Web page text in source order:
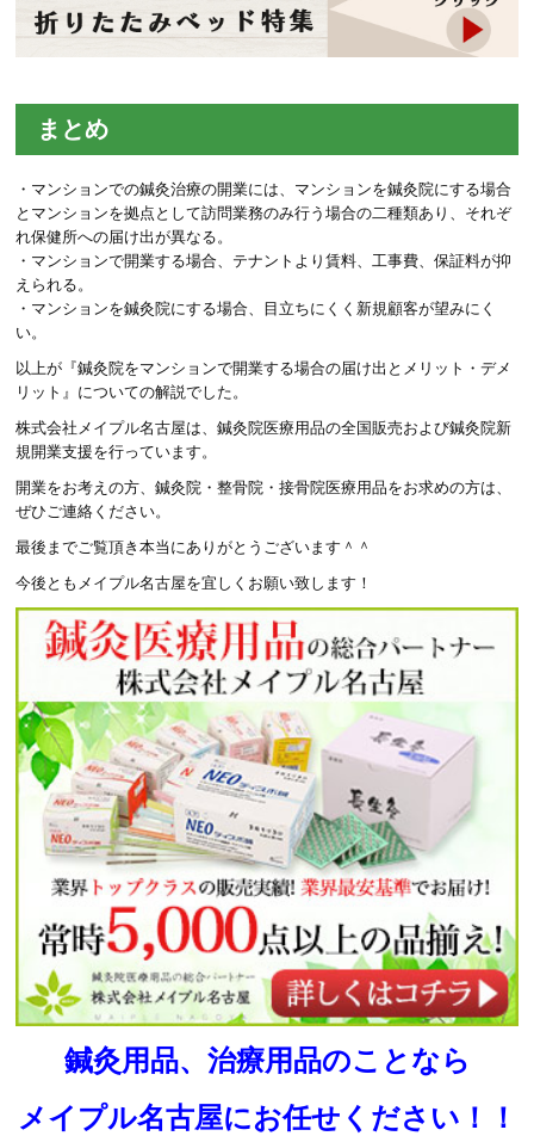
まとめ
・マンションでの鍼灸治療の開業には、マンションを鍼灸院にする場合
とマンションを拠点として訪問業務のみ行う場合の二種類あり、それぞ
れ保健所への届け出が異なる。
・マンションで開業する場合、テナントより賃料、工事費、保証料が抑
えられる。
・マンションを鍼灸院にする場合、目立ちにくく新規顧客が望みにく
い。
以上が『鍼灸院をマンションで開業する場合の届け出とメリット・デメ
リット』についての解説でした。
株式会社メイプル名古屋は、鍼灸院医療用品の全国販売および鍼灸院新
規開業支援を行っています。
開業をお考えの方、鍼灸院・整骨院・接骨院医療用品をお求めの方は、
ぜひご連絡ください。
最後までご覧頂き本当にありがとうございます＾＾
今後ともメイプル名古屋を宜しくお願い致します！
鍼灸用品、治療用品のことなら
メイプル名古屋にお任せください！！